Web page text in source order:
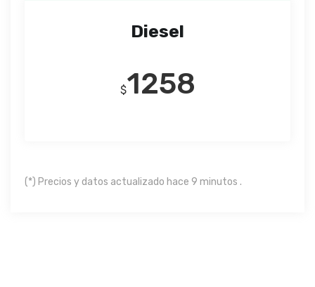
Diesel
$1258
(*) Precios y datos actualizado hace 9 minutos .